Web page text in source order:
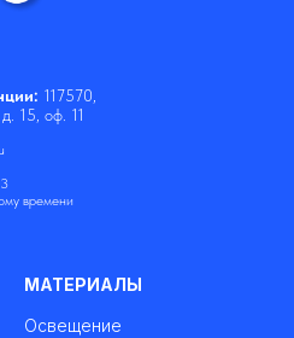
117570,
15, оф. 11
времени
МАТЕРИАЛЫ
Освещение